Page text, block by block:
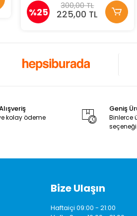
%25
300,00 TL
225,00 TL
kolay ödeme
Geniş
Binlerce
seçeneği
Bize Ulaşın
Haftaiçi 09:00 - 21:00